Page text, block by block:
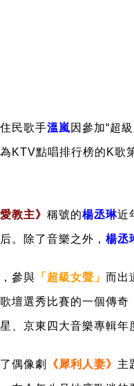
民歌手溫嵐因參加“超
為KTV點唱排行榜的K歌
教主》 稱號的楊丞琳近
。除了音樂之外， 楊丞
參與 「超級女聲」 而出
壇選秀比賽的一個傳
、京東四大音樂專輯年
偶像劇 《犀利人妻》 主